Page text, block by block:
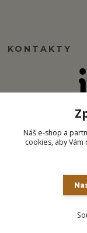
KONTAKTY
info@ipj.cz
Náš e-shop a
cookies, aby